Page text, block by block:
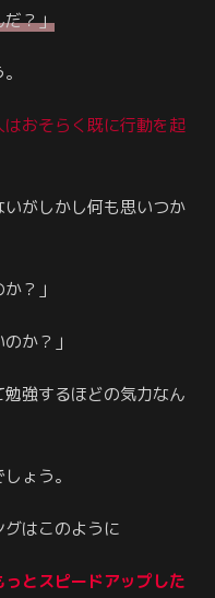
だ？」
おそらく既に行動を起
いがしかし何も思いつか
？」
か？」
勉強するほどの気力なん
ょう。
はこのように
っとスピードアップした